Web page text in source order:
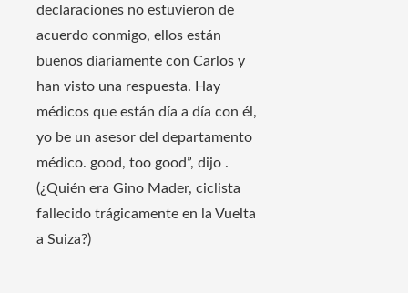
declaraciones no estuvieron de
acuerdo conmigo, ellos están
buenos diariamente con Carlos y
han visto una respuesta. Hay
médicos que están día a día con él,
yo be un asesor del departamento
médico. good, too good”, dijo .
(¿Quién era Gino Mader, ciclista
fallecido trágicamente en la Vuelta
a Suiza?)